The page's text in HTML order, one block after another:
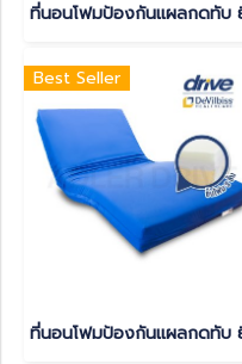
Best Seller